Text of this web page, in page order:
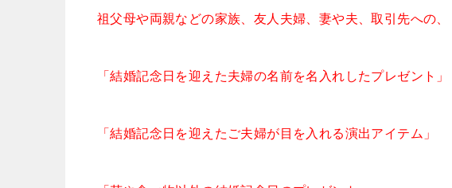
祖父母や両親などの家族、友人夫婦、妻や夫、取引先への、
「結婚記念日を迎えた夫婦の名前を名入れしたプレゼント」
「結婚記念日を迎えたご夫婦が目を入れる演出アイテム」